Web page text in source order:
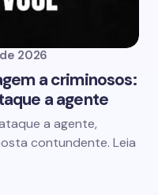
2026
a criminosos:
a agente
a agente,
contundente. Leia